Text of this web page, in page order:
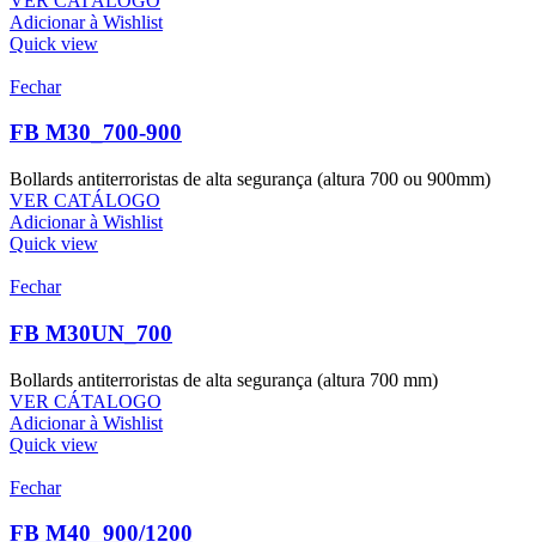
Adicionar à Wishlist
Quick view
Fechar
FB M30_700-900
Bollards antiterroristas de alta segurança (altura 700 ou 900mm)
VER CATÁLOGO
Adicionar à Wishlist
Quick view
Fechar
FB M30UN_700
Bollards antiterroristas de alta segurança (altura 700 mm)
VER CÁTALOGO
Adicionar à Wishlist
Quick view
Fechar
FB M40_900/1200